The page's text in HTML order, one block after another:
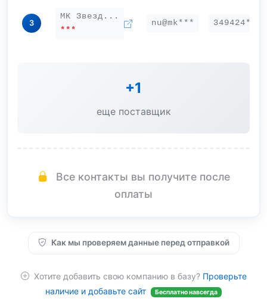
3
МК Звезд...
***
nu@mk*** 349424***
+1
еще поставщик
Все контакты вы получите после
оплаты
Как мы проверяем данные перед отправкой
Хотите добавить свою компанию в базу? Проверьте
наличие и добавьте сайт
Бесплатно навсегда